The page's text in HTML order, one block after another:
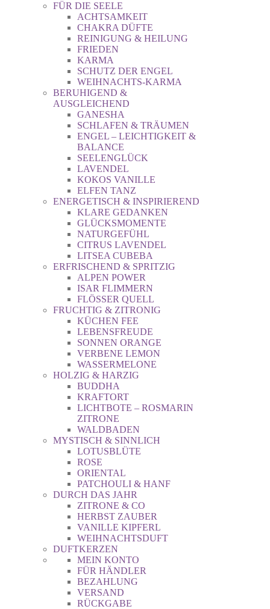
FÜR DIE SEELE
ACHTSAMKEIT
CHAKRA DÜFTE
REINIGUNG & HEILUNG
FRIEDEN
KARMA
SCHUTZ DER ENGEL
WEIHNACHTS-KARMA
BERUHIGEND &
AUSGLEICHEND
GANESHA
SCHLAFEN & TRÄUMEN
ENGEL – LEICHTIGKEIT &
BALANCE
SEELENGLÜCK
LAVENDEL
KOKOS VANILLE
ELFEN TANZ
ENERGETISCH & INSPIRIEREND
KLARE GEDANKEN
GLÜCKSMOMENTE
NATURGEFÜHL
CITRUS LAVENDEL
LITSEA CUBEBA
ERFRISCHEND & SPRITZIG
ALPEN POWER
ISAR FLIMMERN
FLÖSSER QUELL
FRUCHTIG & ZITRONIG
KÜCHEN FEE
LEBENSFREUDE
SONNEN ORANGE
VERBENE LEMON
WASSERMELONE
HOLZIG & HARZIG
BUDDHA
KRAFTORT
LICHTBOTE – ROSMARIN
ZITRONE
WALDBADEN
MYSTISCH & SINNLICH
LOTUSBLÜTE
ROSE
ORIENTAL
PATCHOULI & HANF
DURCH DAS JAHR
ZITRONE & CO
HERBST ZAUBER
VANILLE KIPFERL
WEIHNACHTSDUFT
DUFTKERZEN
MEIN KONTO
FÜR HÄNDLER
BEZAHLUNG
VERSAND
RÜCKGABE